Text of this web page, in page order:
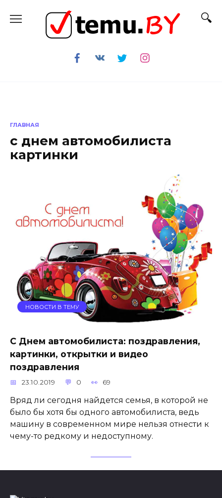
содержанию
ГЛАВНАЯ
с днем автомобилиста
картинки
НОВОСТИ В ТЕМУ
С Днем автомобилиста: поздравления,
картинки, открытки и видео
поздравления
23.10.2019 0 69
Вряд ли сегодня найдется семья, в которой не
было бы хотя бы одного автомобилиста, ведь
машину в современном мире нельзя отнести к
чему-то редкому и недоступному.